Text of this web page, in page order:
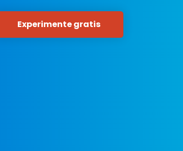
Experimente gratis